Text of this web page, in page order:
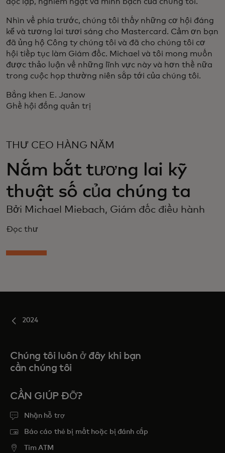
độc lập, nghiêm ngặt và minh bạch của chúng tôi.
Nhìn về phía trước, chúng tôi thấy những cơ hội đáng
kể và tương lai tươi sáng cho Mastercard. Cảm ơn bạn
đã ủng hộ Công ty chúng tôi và đã cho chúng tôi cơ
hội tiếp tục làm Giám đốc. Michael và tôi mong muốn
được thảo luận về những lĩnh vực này và hơn thế nữa
trong cuộc họp thường niên sắp tới của chúng tôi.
Bằng khen E. Janow
Ghế hội đồng quản trị
THƯ CEO HÀNG NĂM
Nắm bắt tương lai kỹ
thuật số của chúng ta
Bởi Michael Miebach, Giám đốc điều hành
Đọc thư
2024
Chúng tôi luôn ở đây khi bạn
cần chúng tôi
CẦN GIÚP ĐỠ?
Nhận hỗ trợ
Báo cáo thẻ bị mất hoặc bị đánh cắp
Tim ATM